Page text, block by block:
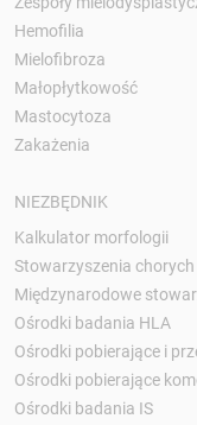
Hemofilia
Mielofibroza
Małopłytkowość
Mastocytoza
Zakażenia
NIEZBĘDNIK
Kalkulator morfologii
Stowarzyszenia chorych
Międzynarodowe
Ośrodki badania HLA
Ośrodki pobierające i
Ośrodki pobierające
Ośrodki badania IS